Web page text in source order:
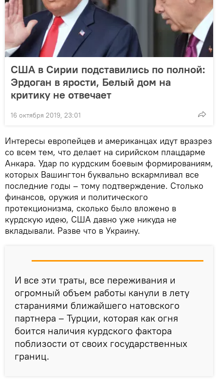
США в Сирии подставились по полной:
Эрдоган в ярости, Белый дом на
критику не отвечает
16 октября 2019, 23:01
Интересы европейцев и американцах идут вразрез
со всем тем, что делает на сирийском плацдарме
Анкара. Удар по курдским боевым формированиям,
которых Вашингтон буквально вскармливал все
последние годы – тому подтверждение. Столько
финансов, оружия и политического
протекционизма, сколько было вложено в
курдскую идею, США давно уже никуда не
вкладывали. Разве что в Украину.
И все эти траты, все переживания и
огромный объем работы канули в лету
стараниями ближайшего натовского
партнера – Турции, которая как огня
боится наличия курдского фактора
поблизости от своих государственных
границ.